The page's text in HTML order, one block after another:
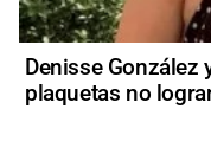
Denisse González
plaquetas no